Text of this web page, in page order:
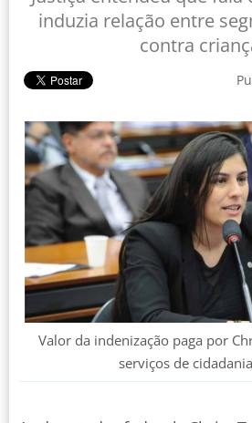
induzia relação entre
contra
Valor da indenização paga por
serviços de